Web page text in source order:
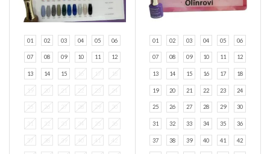
01 02 03 04 05 06
07 08 09 10 11 12
13 14 15 16 17 18
19 20 21 22 23 24
25 26 27 28 29 30
31 32 33 34 35 36
37 38 39 40 41 42
01 02 03 04 05 06
07 08 09 10 11 12
13 14 15 16 17 18
19 20 21 22 23 24
25 26 27 28 29 30
31 32 33 34 35 36
37 38 39 40 41 42